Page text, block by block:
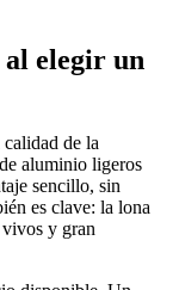
al elegir un
de la
aluminio ligeros
sencillo, sin
es clave: la lona
y gran